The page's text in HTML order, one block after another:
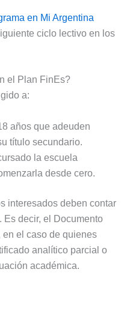
en Mi Argentina
ciclo lectivo en los
el Plan FinEs?
a:
años que adeuden
título secundario.
la escuela
desde cero.
interesados deben contar
decir, el Documento
en el caso de quienes
analítico parcial o
académica.